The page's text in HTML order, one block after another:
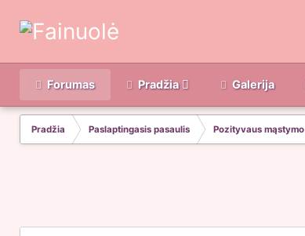
Forumas Pradžia Galerija
Pradžia Paslaptingasis pasaulis Pozityvaus